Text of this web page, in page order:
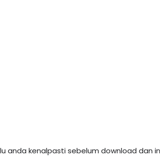
anda kenalpasti sebelum download dan